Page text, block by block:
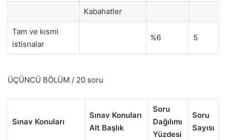
Kabahatler
Tam ve kısmi
istisnalar
%6 5
ÜÇÜNCÜ BÖLÜM / 20 soru
Sınav Konuları
Sınav Konuları
Alt Başlık
Soru
Dağılımı
Yüzdesi
Soru
Sayısı